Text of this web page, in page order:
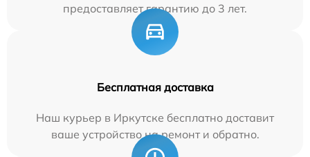
предоставляет гарантию до 3 лет.
Бесплатная доставка
Наш курьер в Иркутске бесплатно доставит
ваше устройство на ремонт и обратно.